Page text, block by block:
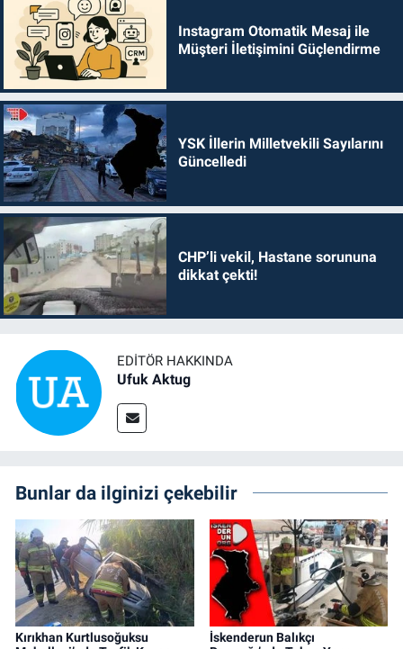
Instagram Otomatik Mesaj ile
Müşteri İletişimini Güçlendirme
YSK İllerin Milletvekili Sayılarını
Güncelledi
CHP’li vekil, Hastane sorununa
dikkat çekti!
EDITÖR HAKKINDA
Ufuk Aktug
Bunlar da ilginizi çekebilir
Kırıkhan Kurtlusoğuksu
İskenderun Balıkçı